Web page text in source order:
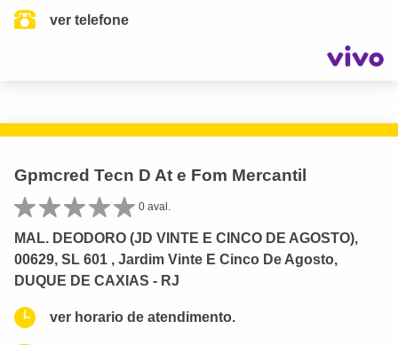
ver telefone
Gpmcred Tecn D At e Fom Mercantil
0 aval.
MAL. DEODORO (JD VINTE E CINCO DE AGOSTO),
00629, SL 601 , Jardim Vinte E Cinco De Agosto,
DUQUE DE CAXIAS - RJ
ver horario de atendimento.